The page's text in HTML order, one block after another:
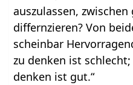
auszulassen,
differnzieren? Von
scheinbar
zu denken ist
denken ist gut.“